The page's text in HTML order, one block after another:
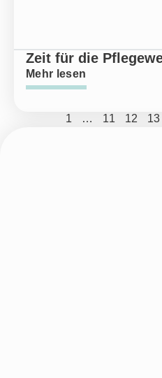
Zeit für die
Mehr lesen
1 … 11 12 13